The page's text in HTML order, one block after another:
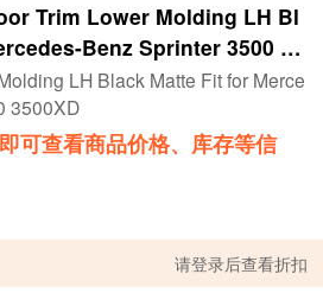
Trim Lower Molding LH Bl
Benz Sprinter 3500 35
LH Black Matte Fit for Merce
3500XD
可查看商品价格、库存等信
请登录后查看折扣